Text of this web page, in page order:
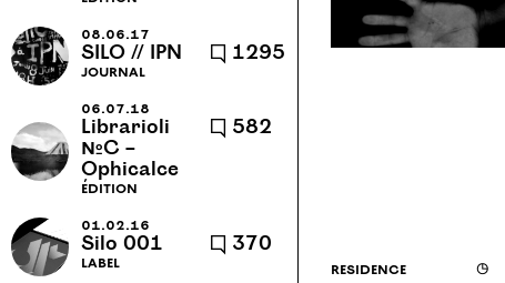
bruxelles
cabane
cannes-et-clairan
caractère
chansons
chronique
clément verceletto
conapt
concert
concerts
confortable l'évidence
08.06.17
SILO // IPN
journal
🗨 1295
06.07.18
Librarioli
№C –
Ophicalce
édition
🗨 582
01.02.16
Silo 001
label
🗨 370
résidence ◶